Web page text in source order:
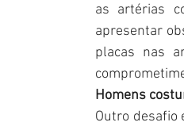
as artérias
apresentar
placas nas
Homens
Outro desafio